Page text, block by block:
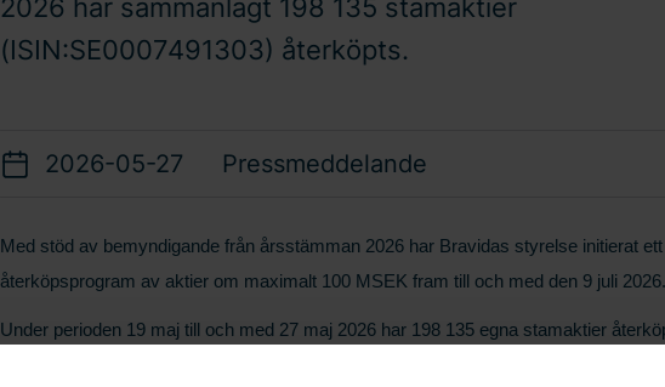
2026 har sammanlagt 198 135 stamaktier
(ISIN:SE0007491303) återköpts.
2026-05-27 Pressmeddelande
Med stöd av bemyndigande från årsstämman 2026 har Bravidas styrelse initierat ett
återköpsprogram av aktier om maximalt 100 MSEK fram till och med den 9 juli 2026.
Under perioden 19 maj till och med 27 maj 2026 har 198 135 egna stamaktier